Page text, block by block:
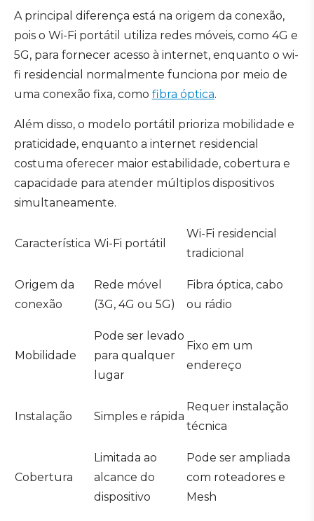
A principal diferença está na origem da conexão,
pois o Wi-Fi portátil utiliza redes móveis, como 4G e
5G, para fornecer acesso à internet, enquanto o wi-
fi residencial normalmente funciona por meio de
uma conexão fixa, como fibra óptica.
Além disso, o modelo portátil prioriza mobilidade e
praticidade, enquanto a internet residencial
costuma oferecer maior estabilidade, cobertura e
capacidade para atender múltiplos dispositivos
simultaneamente.
Característica Wi-Fi portátil
Wi-Fi residencial
tradicional
Origem da
conexão
Rede móvel
(3G, 4G ou 5G)
Fibra óptica, cabo
ou rádio
Mobilidade
Pode ser levado
para qualquer
lugar
Fixo em um
endereço
Instalação Simples e rápida
Requer instalação
técnica
Cobertura
Limitada ao
alcance do
dispositivo
Pode ser ampliada
com roteadores e
Mesh